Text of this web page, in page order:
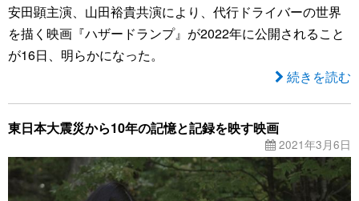
安田顕主演、山田裕貴共演により、代行ドライバーの世界
を描く映画『ハザードランプ』が2022年に公開されること
が16日、明らかになった。
続きを読む
東日本大震災から10年の記憶と記録を映す映画
2021年3月6日